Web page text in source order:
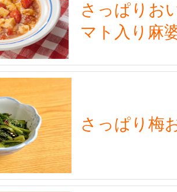
さっぱりお
マト入り麻
さっぱり梅